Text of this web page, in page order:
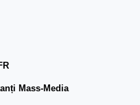
Mass-Media